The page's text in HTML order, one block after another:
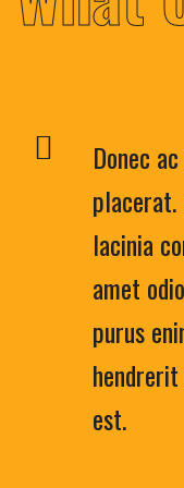
Donec
placerat.
lacinia
amet
purus
est.